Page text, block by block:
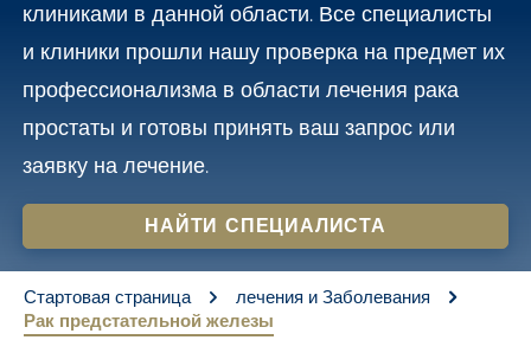
клиниками в данной области. Все специалисты
и клиники прошли нашу проверка на предмет их
профессионализма в области лечения рака
простаты и готовы принять ваш запрос или
заявку на лечение.
НАЙТИ СПЕЦИАЛИСТА
You are here:
Стартовая страница
лечения и Заболевания
Рак предстательной железы